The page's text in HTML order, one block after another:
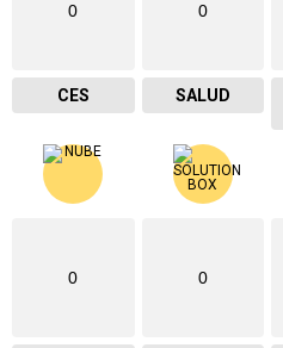
0
CES
0
SALUD
0 0